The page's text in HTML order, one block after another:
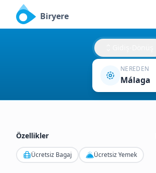
Biryere
NEREDEN
Málaga
Özellikler
Ücretsiz Bagaj Ücretsiz Yemek